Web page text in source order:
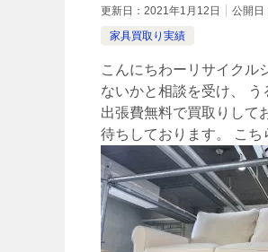
更新日： 2021年1月12日 公開日
家具買取り実績
こんにちわーリサイクル
ないかと相談を受け、
出張費無料で買取りして
待ちしております。 こち